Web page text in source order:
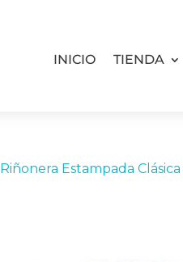
INICIO TIENDA
Riñonera Estampada Clásica